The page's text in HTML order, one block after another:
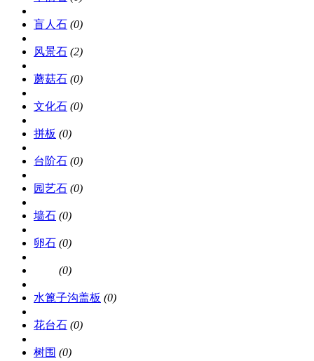
盲人石 (0)
风景石 (2)
蘑菇石 (0)
文化石 (0)
拼板 (0)
台阶石 (0)
园艺石 (0)
墙石 (0)
卵石 (0)
(0)
水篦子沟盖板 (0)
花台石 (0)
树围 (0)